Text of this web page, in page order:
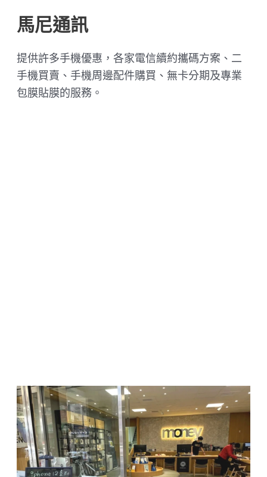
馬尼通訊
提供許多手機優惠，各家電信續約攜碼方案、二
手機買賣、手機周邊配件購買、無卡分期及專業
包膜貼膜的服務。